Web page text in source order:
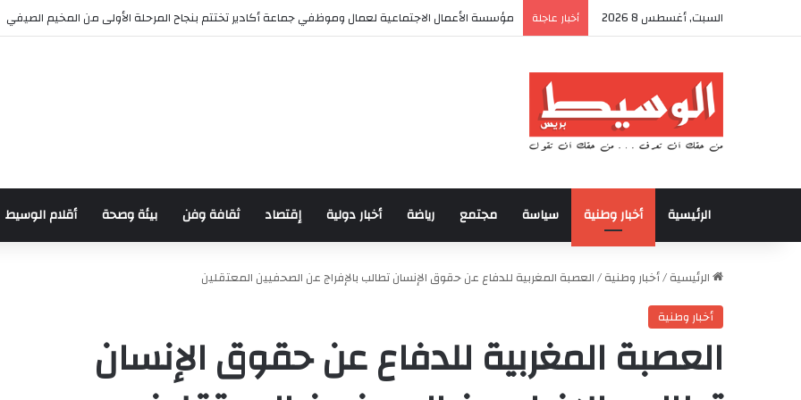
السبت, أغسطس 8 2026 أخبار عاجلة أكادير تحتضن كأس العرش للدراجات بمناسبة الذكرى السابعة والعشرين لعيد العرش المجيد
الرئيسية أخبار وطنية سياسة مجتمع رياضة أخبار دولية إقتصاد ثقافة وفن بيئة وصحة أقلام الوسيط
الرئيسية/أخبار وطنية/العصبة المغربية للدفاع عن حقوق الإنسان تطالب بالإفراج عن الصحفيين المعتقلين
أخبار وطنية
العصبة المغربية للدفاع عن حقوق الإنسان